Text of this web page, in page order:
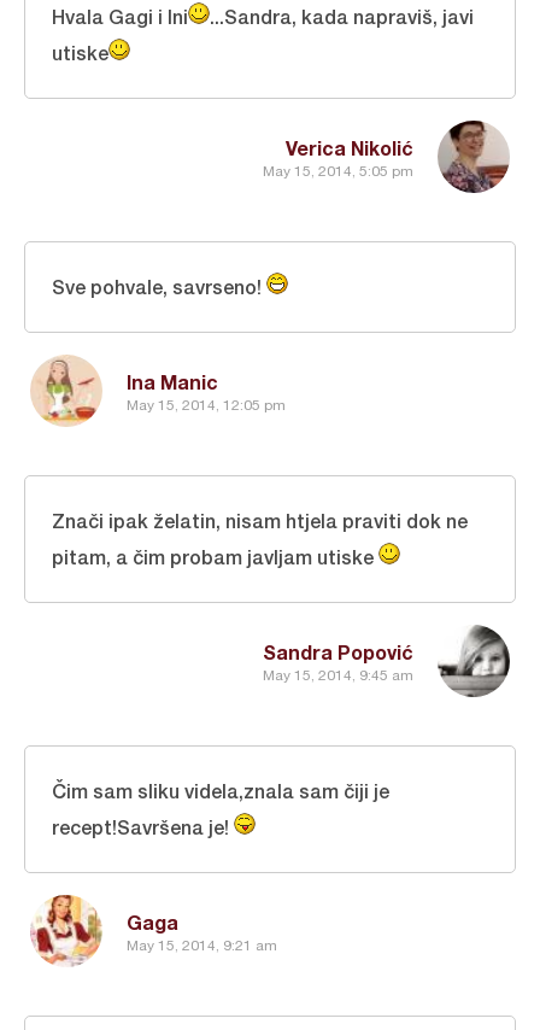
Verica Nikolić
May 15, 2014, 5:05 pm
Hvala Gagi i Ini
...Sandra, kada napraviš, javi
utiske
Ina Manic
May 15, 2014, 12:05 pm
Sve pohvale, savrseno!
Sandra Popović
May 15, 2014, 9:45 am
Znači ipak želatin, nisam htjela praviti dok ne
pitam, a čim probam javljam utiske
Gaga
May 15, 2014, 9:21 am
Čim sam sliku videla,znala sam čiji je
recept!Savršena je!